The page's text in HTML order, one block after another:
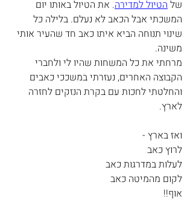
של הטיול למדירה. את הטיול באותו יום
המשכתי אבל הכאב לא נעלם. בלילה כל
שינוי תנוחה הביא איתו כאב חד שהעיר אותי
משינה.
מרחתי את כל המשחות שהיו לי ולחברי
הקבוצה האחרים, נעזרתי במשככי כאבים
והחלטתי לחכות עם בקרת הנזקים לחזרה
לארץ.
ואז בארץ -
לרוץ כאב
לעלות במדרגות כאב
לקום מהמיטה כאב
אוף!!